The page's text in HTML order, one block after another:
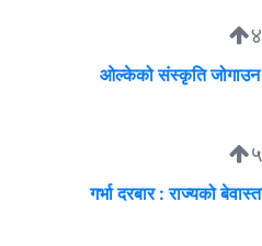
४
ओल्केको संस्कृति जोगाउन
५
गर्भा दरबार : राज्यको